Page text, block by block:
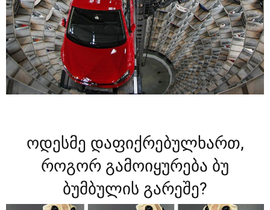
ოდესმე დაფიქრებულხართ,
როგორ გამოიყურება ბუ
ბუმბულის გარეშე?